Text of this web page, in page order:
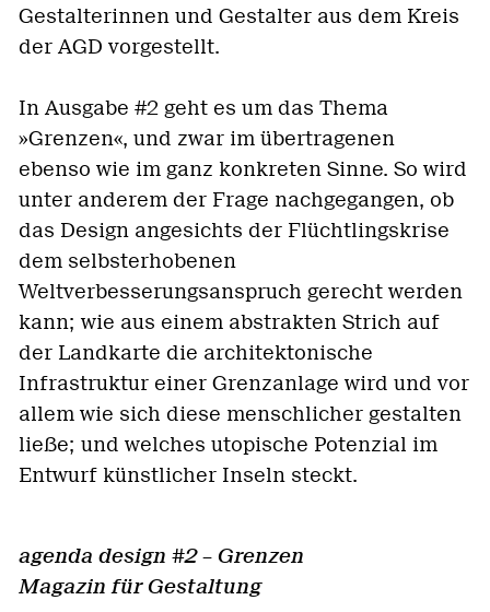
Gestalterinnen und Gestalter aus dem Kreis
der AGD vorgestellt.
In Ausgabe #2 geht es um das Thema
»Grenzen«, und zwar im übertragenen
ebenso wie im ganz konkreten Sinne. So wird
unter anderem der Frage nachgegangen, ob
das Design angesichts der Flüchtlingskrise
dem selbsterhobenen
Weltverbesserungsanspruch gerecht werden
kann; wie aus einem abstrakten Strich auf
der Landkarte die architektonische
Infrastruktur einer Grenzanlage wird und vor
allem wie sich diese menschlicher gestalten
ließe; und welches utopische Potenzial im
Entwurf künstlicher Inseln steckt.
agenda design #2 – Grenzen
Magazin für Gestaltung